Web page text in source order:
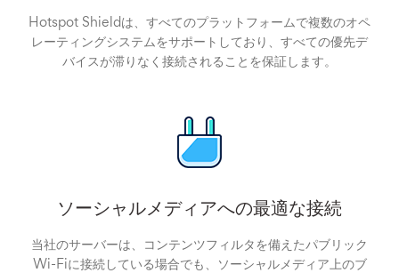
Hotspot Shieldは、すべてのプラットフォームで複数のオペ
レーティングシステムをサポートしており、すべての優先デ
バイスが滞りなく接続されることを保証します。
ソーシャルメディアへの最適な接続
当社のサーバーは、コンテンツフィルタを備えたパブリック
Wi-Fiに接続している場合でも、ソーシャルメディア上のブ